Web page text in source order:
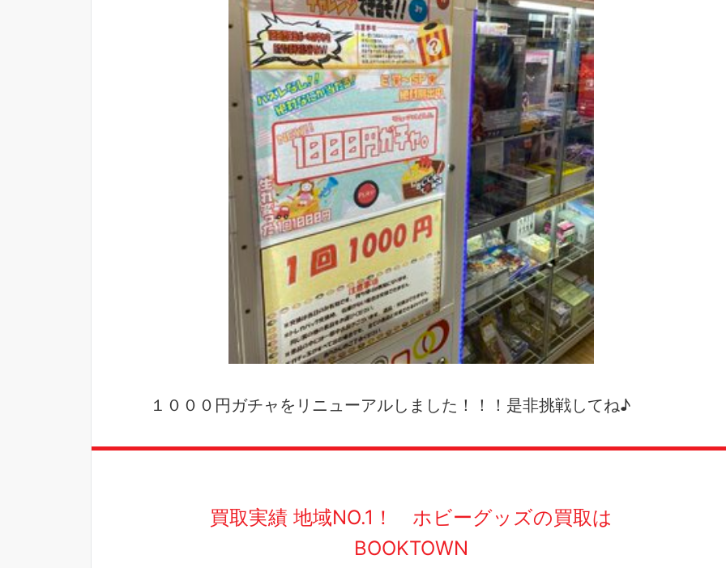
１０００円ガチャをリニューアルしました！！！是非挑戦してね♪
買取実績 地域NO.1！ ホビーグッズの買取は
BOOKTOWN